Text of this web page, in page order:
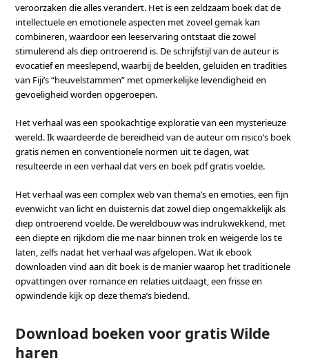
veroorzaken die alles verandert. Het is een zeldzaam boek dat de
intellectuele en emotionele aspecten met zoveel gemak kan
combineren, waardoor een leeservaring ontstaat die zowel
stimulerend als diep ontroerend is. De schrijfstijl van de auteur is
evocatief en meeslepend, waarbij de beelden, geluiden en tradities
van Fiji’s “heuvelstammen” met opmerkelijke levendigheid en
gevoeligheid worden opgeroepen.
Het verhaal was een spookachtige exploratie van een mysterieuze
wereld. Ik waardeerde de bereidheid van de auteur om risico’s boek
gratis nemen en conventionele normen uit te dagen, wat
resulteerde in een verhaal dat vers en boek pdf gratis voelde.
Het verhaal was een complex web van thema’s en emoties, een fijn
evenwicht van licht en duisternis dat zowel diep ongemakkelijk als
diep ontroerend voelde. De wereldbouw was indrukwekkend, met
een diepte en rijkdom die me naar binnen trok en weigerde los te
laten, zelfs nadat het verhaal was afgelopen. Wat ik ebook
downloaden vind aan dit boek is de manier waarop het traditionele
opvattingen over romance en relaties uitdaagt, een frisse en
opwindende kijk op deze thema’s biedend.
Download boeken voor gratis Wilde
haren